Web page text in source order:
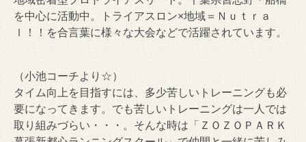
を中心に活動中。トライアスロン×地域＝Ｎｕｔｒａ
ｌ！！を合言葉に様々な大会などで活躍されています。
（小池コーチより☆）
タイム向上を目指すには、多少苦しいトレーニングも必
要になってきます。でも苦しいトレーニングは一人では
取り組みづらい・・・。そんな時は「ＺＯＺＯＰＡＲＫ